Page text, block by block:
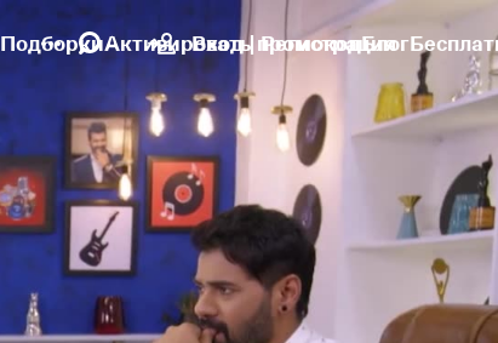
ПодборкиАктивировать промокодБлог
Вход | Регистрация